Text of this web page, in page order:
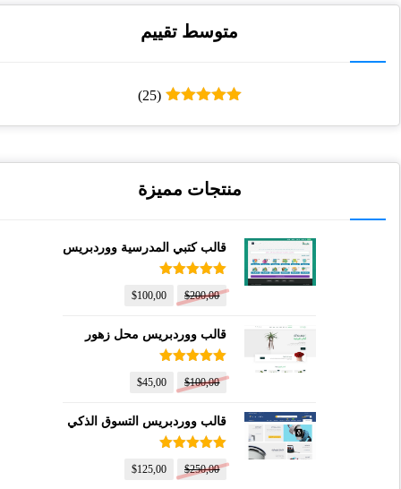
متوسط ​​تقييم
من 5
(25)
منتجات مميزة
قالب كتبي المدرسية ووردبريس
تم التقييم
5.00من 5
$200,00
$100,00
قالب ووردبريس محل زهور
تم التقييم
5.00من 5
$100,00
$45,00
قالب ووردبريس التسوق الذكي
تم التقييم
5.00من 5
$250,00
$125,00